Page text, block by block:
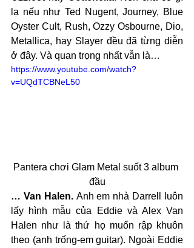
lạ nếu như Ted Nugent, Journey, Blue
Oyster Cult, Rush, Ozzy Osbourne, Dio,
Metallica, hay Slayer đều đã từng diễn
ở đây. Và quan trọng nhất vẫn là…
https://www.youtube.com/watch?
v=UQdTCBNeL50
Pantera chơi Glam Metal suốt 3 album
đầu
… Van Halen. Anh em nhà Darrell luôn
lấy hình mẫu của Eddie và Alex Van
Halen như là thứ họ muốn rập khuôn
theo (anh trống-em guitar). Ngoài Eddie